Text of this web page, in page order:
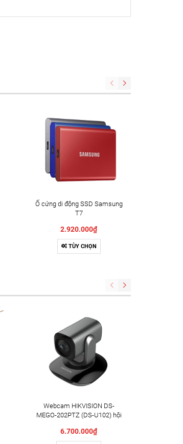
Ổ cứng di động SSD Samsung
T7
2.920.000₫
TÙY CHỌN
Webcam HIKVISION DS-
MEGO-202PTZ (DS-U102) hội
6.700.000₫